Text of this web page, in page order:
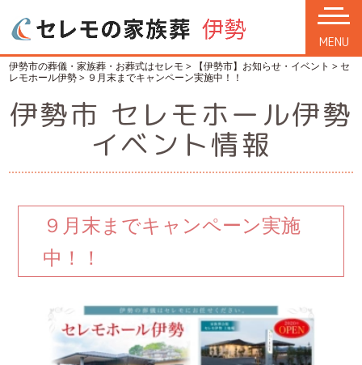
MENU
伊勢市の葬儀・家族葬・お葬式はセレモ > 【伊勢市】お知らせ・イベント >セ
レモホール伊勢> ９月末までキャンペーン実施中！！
伊勢市 セレモホール伊勢
イベント情報
９月末までキャンペーン実施
中！！